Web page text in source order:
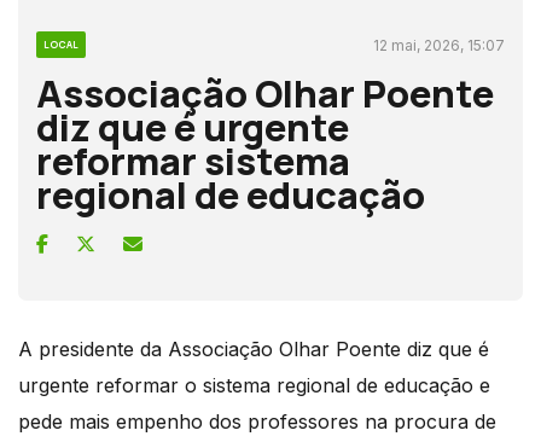
LOCAL 12 mai, 2026, 15:07
Associação Olhar Poente
diz que é urgente
reformar sistema
regional de educação
A presidente da Associação Olhar Poente diz que é
urgente reformar o sistema regional de educação e
pede mais empenho dos professores na procura de